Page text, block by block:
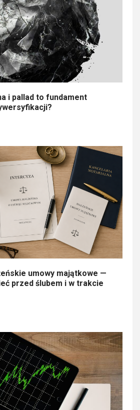
i pallad to fundament
umowy majątkowe —
przed ślubem i w trakcie